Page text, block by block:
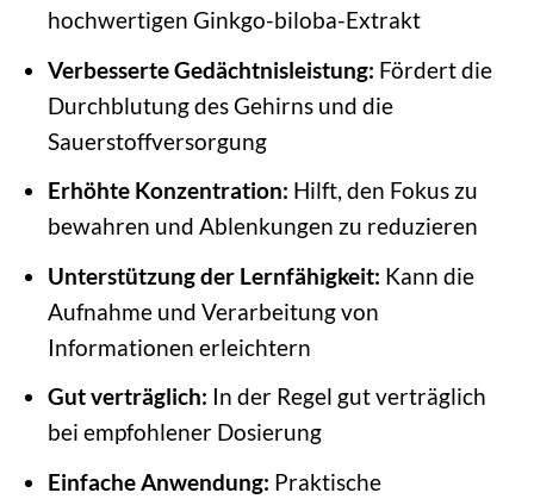
hochwertigen Ginkgo-biloba-Extrakt
Verbesserte Gedächtnisleistung: Fördert die
Durchblutung des Gehirns und die
Sauerstoffversorgung
Erhöhte Konzentration: Hilft, den Fokus zu
bewahren und Ablenkungen zu reduzieren
Unterstützung der Lernfähigkeit: Kann die
Aufnahme und Verarbeitung von
Informationen erleichtern
Gut verträglich: In der Regel gut verträglich
bei empfohlener Dosierung
Einfache Anwendung: Praktische